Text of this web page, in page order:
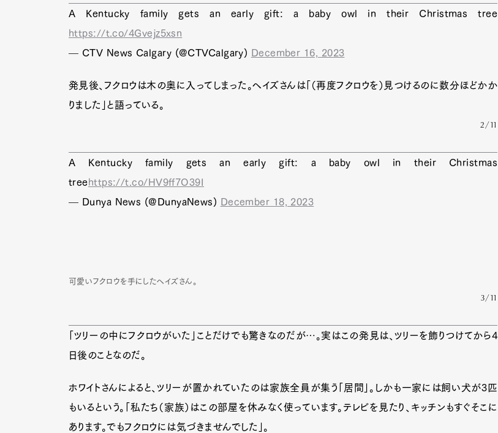
A Kentucky family gets an early gift: a baby owl in their Christmas tree
https://t.co/4Gvejz5xsn
— CTV News Calgary (@CTVCalgary)
December 16, 2023
発見後、フクロウは木の奥に入ってしまった。ヘイズさんは「（再度フクロウを）見つけるのに数分ほどかか
りました」と語っている。
2/11
A Kentucky family gets an early gift: a baby owl in their Christmas
treehttps://t.co/HV9ff7O39I
— Dunya News (@DunyaNews)
December 18, 2023
可愛いフクロウを手にしたヘイズさん。
3/11
「ツリーの中にフクロウがいた」ことだけでも驚きなのだが…。実はこの発見は、ツリーを飾りつけてから4
日後のことなのだ。
ホワイトさんによると、ツリーが置かれていたのは家族全員が集う「居間」。しかも一家には飼い犬が3匹
もいるという。「私たち（家族）はこの部屋を休みなく使っています。テレビを見たり、キッチンもすぐそこに
あります。でもフクロウには気づきませんでした」。